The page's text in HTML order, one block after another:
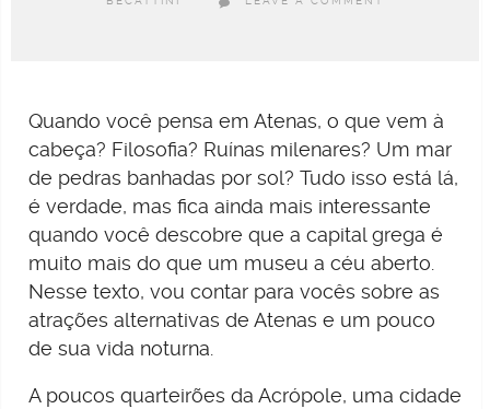
Quando você pensa em Atenas, o que vem à
cabeça? Filosofia? Ruínas milenares? Um mar
de pedras banhadas por sol? Tudo isso está lá,
é verdade, mas fica ainda mais interessante
quando você descobre que a capital grega é
muito mais do que um museu a céu aberto.
Nesse texto, vou contar para vocês sobre as
atrações alternativas de Atenas e um pouco
de sua vida noturna.
A poucos quarteirões da Acrópole, uma cidade